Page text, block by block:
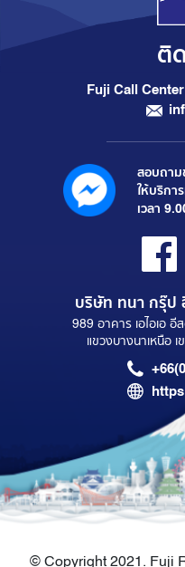
ติ
Fuji Call Center
สอบถาม
ให้บริกา
เวลา
บริษัท ทนา กรุ๊ป
989 อาคาร เอไอเอ
แขวงบางนาเหนือ
© Copyright 2021. Fuji